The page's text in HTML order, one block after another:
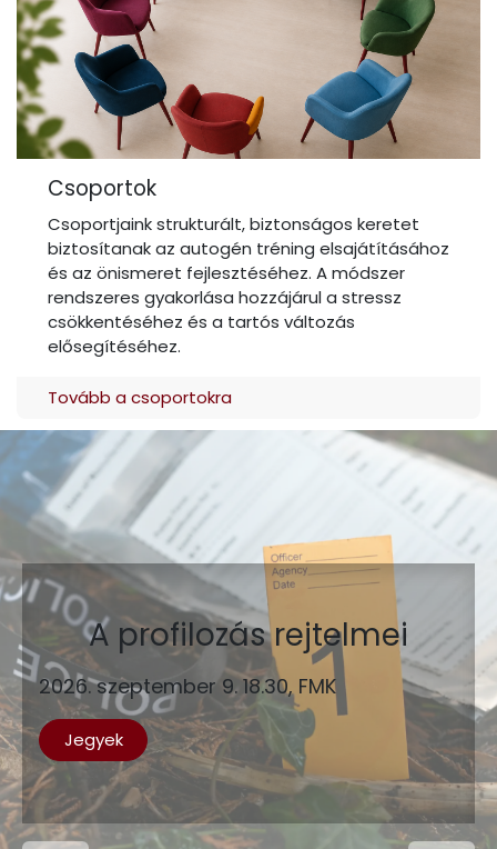
Csoportok
Csoportjaink strukturált, biztonságos keretet
biztosítanak az autogén tréning elsajátításához
és az önismeret fejlesztéséhez. A módszer
rendszeres gyakorlása hozzájárul a stressz
csökkentéséhez és a tartós változás
elősegítéséhez.
Tovább a csoportokra
A profilozás rejtelmei
2026. szeptember 9. 18.30, FMK
Jegyek